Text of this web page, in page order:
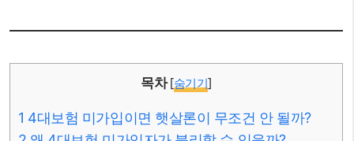
목차 [숨기기]
1 4대보험 미가입이면 햇살론이 무조건 안 될까?